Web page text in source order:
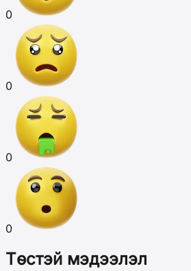
0
0
0
0
Төстэй мэдээлэл